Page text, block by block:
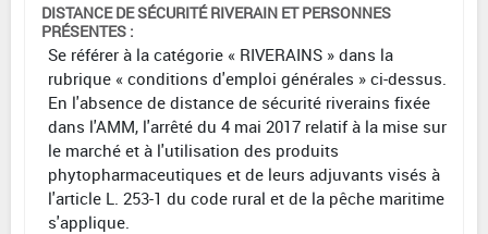
DISTANCE DE SÉCURITÉ RIVERAIN ET PERSONNES
PRÉSENTES :
Se référer à la catégorie « RIVERAINS » dans la
rubrique « conditions d'emploi générales » ci-dessus.
En l'absence de distance de sécurité riverains fixée
dans l'AMM, l'arrêté du 4 mai 2017 relatif à la mise sur
le marché et à l'utilisation des produits
phytopharmaceutiques et de leurs adjuvants visés à
l'article L. 253-1 du code rural et de la pêche maritime
s'applique.